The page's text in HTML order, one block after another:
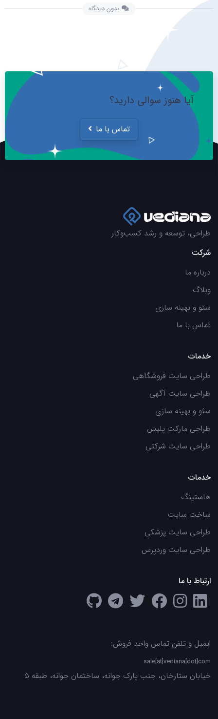
بدون دیدگاه
آیا هنوز سوالی دارید؟
تماس با ما
طراحی، توسعه و رشد کسب‌وکار
شرکت
درباره ما
وبلاگ
سئو و بهینه سازی
تماس با ما
خدمات
طراحی سایت فروشگاهی
طراحی سایت آگهی
سئو و بهینه سازی
طراحی مارکت پلیس
طراحی سایت شرکتی
خدمات
هاستینگ
ساخت سایت
طراحی سایت پزشکی
طراحی سایت وردپرس
ارتباط با ما
ایمیل و تلفن تماس واحد فروش:
sale[at]vediana[dot]com
خیابان ستارخان، جنب پارک جوانه، ساختمان جوانه، طبقه 5